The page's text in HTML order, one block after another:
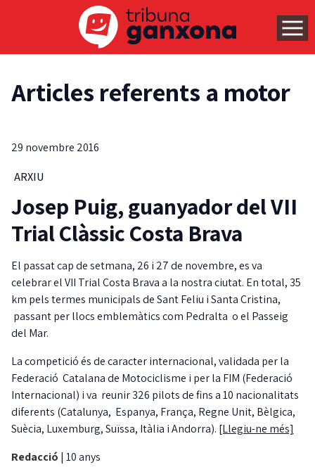
Articles referents a motor
29 novembre 2016
ARXIU
Josep Puig, guanyador del VII
Trial Clàssic Costa Brava
El passat cap de setmana, 26 i 27 de novembre, es va
celebrar el VII Trial Costa Brava a la nostra ciutat. En total, 35
km pels termes municipals de Sant Feliu i Santa Cristina,
passant per llocs emblemàtics com Pedralta o el Passeig
del Mar.
La competició és de caracter internacional, validada per la
Federació Catalana de Motociclisme i per la FIM (Federació
Internacional) i va reunir 326 pilots de fins a 10 nacionalitats
diferents (Catalunya, Espanya, França, Regne Unit, Bèlgica,
Suècia, Luxemburg, Suïssa, Itàlia i Andorra). [Llegiu-ne més]
Redacció | 10 anys